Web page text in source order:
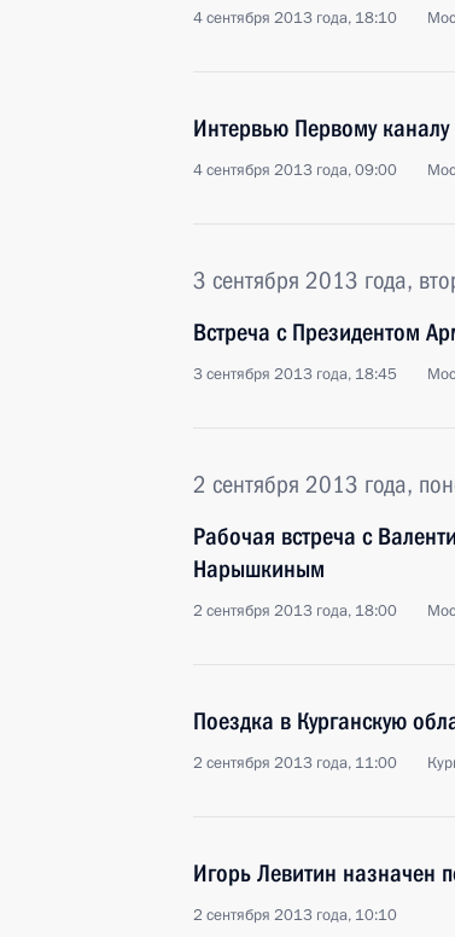
4 сентября 2013 года, 18:10
Интервью Первому каналу
4 сентября 2013 года, 09:00
3 сентября 2013 года,
Встреча с Президентом
3 сентября 2013 года, 18:45
2 сентября 2013 года,
Рабочая встреча с
Нарышкиным
2 сентября 2013 года, 18:00
Поездка в Курганскую
2 сентября 2013 года, 11:00
Игорь Левитин назначен
2 сентября 2013 года, 10:10